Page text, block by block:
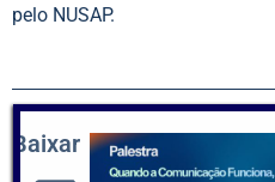
pelo NUSAP.
Baixar